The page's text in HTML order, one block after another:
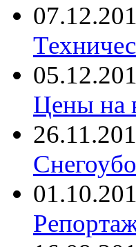
Цены на